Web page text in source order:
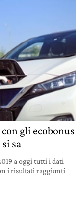
gli ecobonus
sa
a oggi tutti i dati
i risultati raggiunti